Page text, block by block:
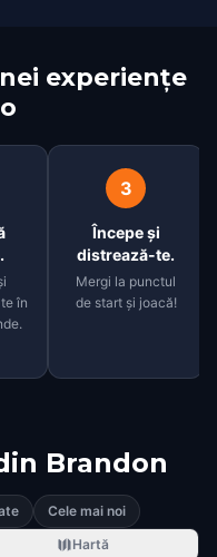
experiențe
în
3
Începe și
distrează-te.
Mergi la punctul
de start și joacă!
Brandon
Cele mai noi
Hartă